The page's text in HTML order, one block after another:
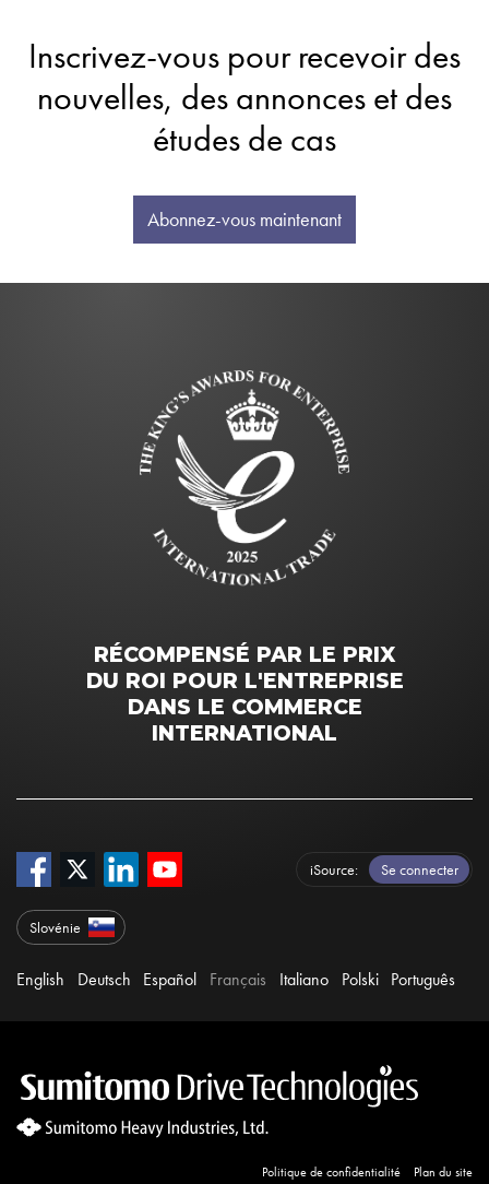
Inscrivez-vous pour recevoir des
nouvelles, des annonces et des
études de cas
Abonnez-vous maintenant
RÉCOMPENSÉ PAR LE PRIX
DU ROI POUR L'ENTREPRISE
DANS LE COMMERCE
INTERNATIONAL
iSource Se connecter
Slovénie
English Deutsch Español Français Italiano Polski Português
Politique de confidentialité Plan du site